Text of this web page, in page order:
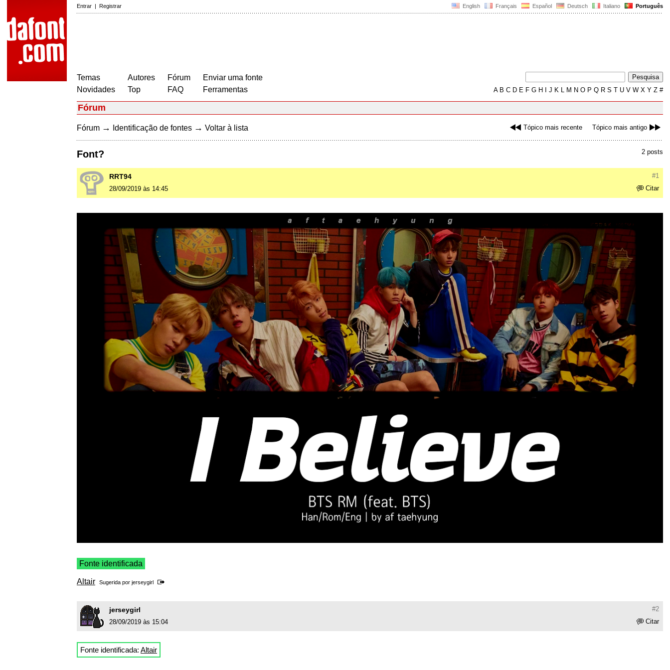
English Français Español Deutsch Italiano Português
Entrar | Registrar
Temas
Novidades
Autores
Top
Fórum
FAQ
Enviar uma fonte
Ferramentas
AB C D E F G H J K L M N O P Q R S T U V W X Y Z #
Fórum
Tópico mais recente Tópico mais antigo
Fórum → Identificação de fontes → Voltar à lista
2 posts
Font?
#1
RRT94
Citar
28/09/2019 às 14:45
Fonte identificada
Altair Sugerida por jerseygirl
#2
jerseygirl
Citar
28/09/2019 às 15:04
Fonte identificada: Altair